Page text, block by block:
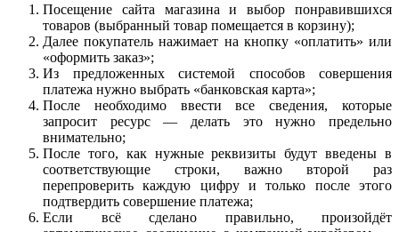
Посещение сайта магазина и выбор понравившихся
товаров (выбранный товар помещается в корзину);
Далее покупатель нажимает на кнопку «оплатить» или
«оформить заказ»;
Из предложенных системой способов совершения
платежа нужно выбрать «банковская карта»;
После необходимо ввести все сведения, которые
запросит ресурс — делать это нужно предельно
внимательно;
После того, как нужные реквизиты будут введены в
соответствующие строки, важно второй раз
перепроверить каждую цифру и только после этого
подтвердить совершение платежа;
Если всё сделано правильно, произойдёт